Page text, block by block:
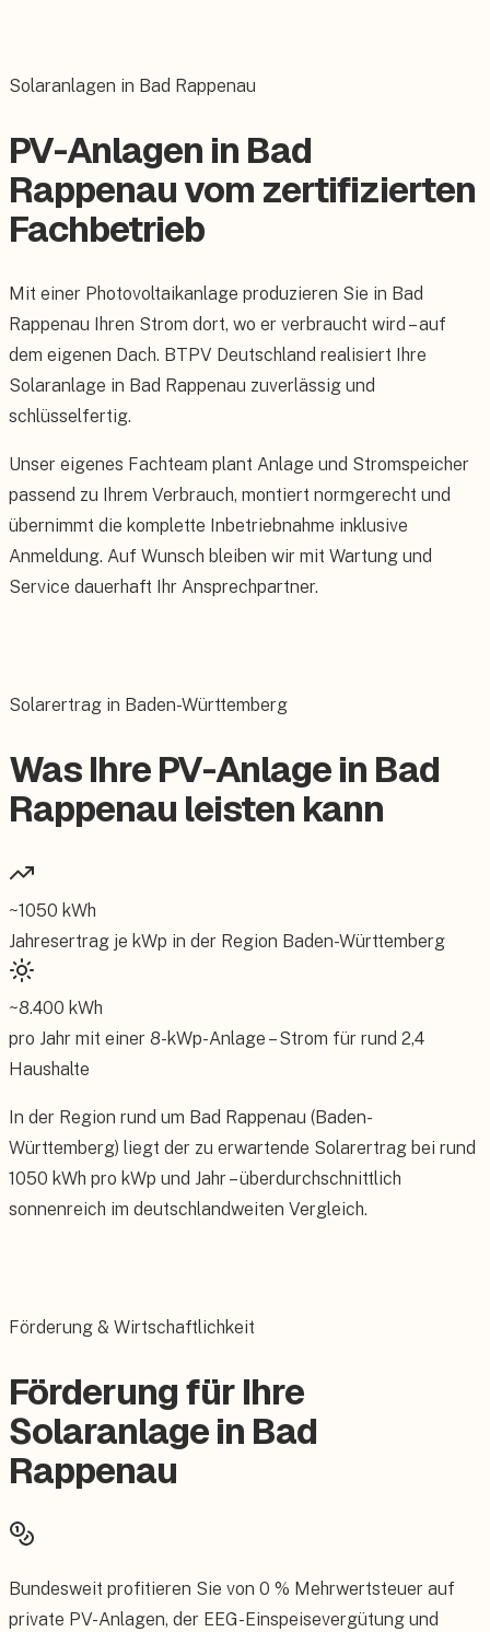
Solaranlagen in Bad Rappenau
PV-Anlagen in Bad
Rappenau vom zertifizierten
Fachbetrieb
Mit einer Photovoltaikanlage produzieren Sie in Bad
Rappenau Ihren Strom dort, wo er verbraucht wird – auf
dem eigenen Dach. BTPV Deutschland realisiert Ihre
Solaranlage in Bad Rappenau zuverlässig und
schlüsselfertig.
Unser eigenes Fachteam plant Anlage und Stromspeicher
passend zu Ihrem Verbrauch, montiert normgerecht und
übernimmt die komplette Inbetriebnahme inklusive
Anmeldung. Auf Wunsch bleiben wir mit Wartung und
Service dauerhaft Ihr Ansprechpartner.
Solarertrag in Baden-Württemberg
Was Ihre PV-Anlage in Bad
Rappenau leisten kann
~1050 kWh
Jahresertrag je kWp in der Region Baden-Württemberg
~8.400 kWh
pro Jahr mit einer 8-kWp-Anlage – Strom für rund 2,4
Haushalte
In der Region rund um Bad Rappenau (Baden-
Württemberg) liegt der zu erwartende Solarertrag bei rund
1050 kWh pro kWp und Jahr – überdurchschnittlich
sonnenreich im deutschlandweiten Vergleich.
Förderung & Wirtschaftlichkeit
Förderung für Ihre
Solaranlage in Bad
Rappenau
Bundesweit profitieren Sie von 0 % Mehrwertsteuer auf
private PV-Anlagen, der EEG-Einspeisevergütung und